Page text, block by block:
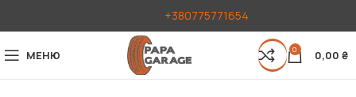
+380775771654
МЕНЮ 0 0,00 ₴